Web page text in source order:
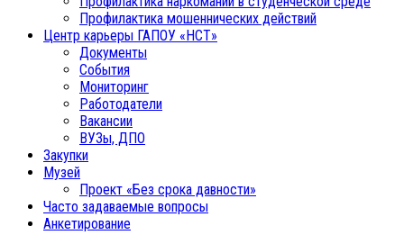
Профилактика мошеннических действий
Центр карьеры ГАПОУ «НСТ»
Документы
События
Мониторинг
Работодатели
Вакансии
ВУЗы, ДПО
Закупки
Музей
Проект «Без срока давности»
Часто задаваемые вопросы
Анкетирование